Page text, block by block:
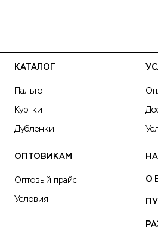
КАТАЛОГ
Пальто
Куртки
Дубленки
ОПТОВИКАМ
Оптовый прайс
Условия
О